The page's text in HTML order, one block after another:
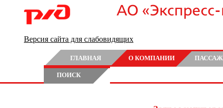
АО
Версия сайта для слабовидящих
ГЛАВНАЯ О КОМПАНИИ
ПОИСК